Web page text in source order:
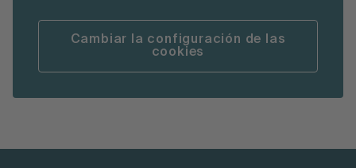
Cambiar la configuración de las
cookies